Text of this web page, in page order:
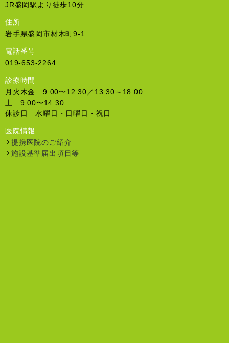
JR盛岡駅より徒歩10分
住所
岩手県盛岡市材木町9-1
電話番号
019-653-2264
診療時間
月火木金 9:00〜12:30／13:30～18:00
土 9:00〜14:30
休診日 水曜日・日曜日・祝日
医院情報
提携医院のご紹介
施設基準届出項目等